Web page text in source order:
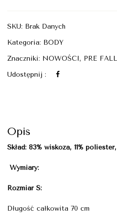
SKU: Brak Danych
Kategoria: BODY
Znaczniki: NOWOŚCI, PRE FALL
Udostępnij :
Opis
Skład: 83% wiskoza, 11%
Wymiary:
Rozmiar S:
Długość całkowita 70 cm